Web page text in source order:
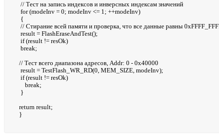
// Тест на запись индексов и инверсных индексам значений
for (modeInv = 0; modeInv <= 1; ++modeInv)
{
// Стирание всей памяти и проверка, что все данные равны
result = FlashEraseAndTest();
if (result != resOk)
break;
// Тест всего диапазона адресов, Addr: 0 - 0x40000
result = TestFlash_WR_RD(0, MEM_SIZE, modeInv);
if (result != resOk)
break;
}
return result;
}